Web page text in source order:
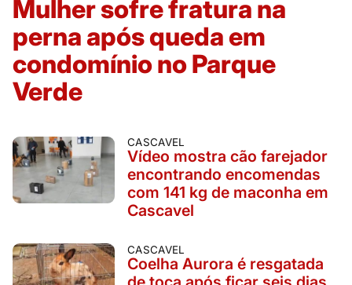
Mulher sofre fratura na
perna após queda em
condomínio no Parque
Verde
CASCAVEL
Vídeo mostra cão farejador
encontrando encomendas
com 141 kg de maconha em
Cascavel
CASCAVEL
Coelha Aurora é resgatada